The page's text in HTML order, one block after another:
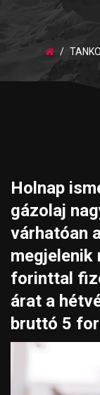
Holnap
gázolaj
várhatóan
megjelenik
forinttal
árat a
bruttó 5